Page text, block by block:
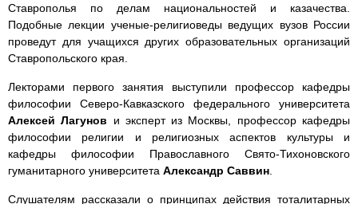
Ставрополья по делам национальностей и казачества.
Подобные лекции ученые-религиоведы ведущих вузов России
проведут для учащихся других образовательных организаций
Ставропольского края.
Лекторами первого занятия выступили профессор кафедры
философии Северо-Кавказского федерального университета
Алексей Лагунов и эксперт из Москвы, профессор кафедры
философии религии и религиозных аспектов культуры и
кафедры философии Православного Свято-Тихоновского
гуманитарного университета Александр Саввин.
Слушателям рассказали о принципах действия тоталитарных